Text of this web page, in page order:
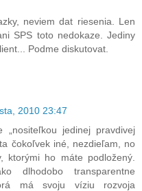
neviem dat riesenia. Len
SPS toto nedokaze. Jediny
Podme diskutovat.
2010 23:47
jedinej pravdivej
čokoľvek iné, nezdieľam, no
ktorými ho máte podložený.
dlhodobo transparentne
má svoju víziu rozvoja